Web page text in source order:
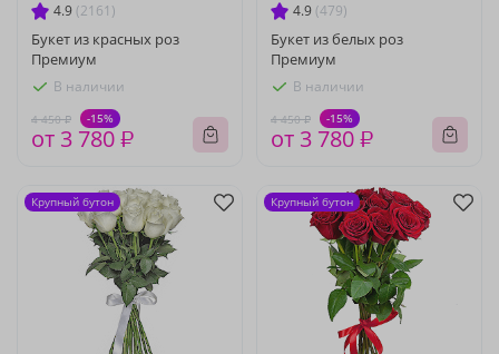
4.9 (2161)
Букет из красных роз
Премиум
В наличии
4 450 ₽ -15%
от 3 780 ₽
4.9 (479)
Букет из белых роз
Премиум
В наличии
4 450 ₽ -15%
от 3 780 ₽
Крупный бутон Крупный бутон